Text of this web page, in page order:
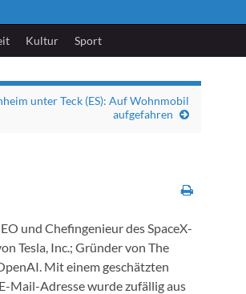
Kultur Sport
unter Teck (ES): Auf Wohnmobil
aufgefahren
und Chefingenieur des SpaceX-
Tesla, Inc.; Gründer von The
Mit einem geschätzten
Mail-Adresse wurde zufällig aus